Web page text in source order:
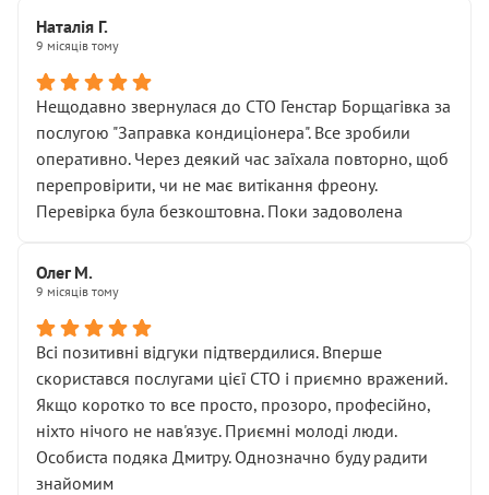
Наталія Г.
9 місяців тому
Нещодавно звернулася до СТО Генстар Борщагівка за
послугою "Заправка кондиціонера". Все зробили
оперативно. Через деякий час заїхала повторно, щоб
перепровірити, чи не має витікання фреону.
Перевірка була безкоштовна. Поки задоволена
Олег М.
9 місяців тому
Всі позитивні відгуки підтвердилися. Вперше
скористався послугами цієї СТО і приємно вражений.
Якщо коротко то все просто, прозоро, професійно,
ніхто нічого не нав'язує. Приємні молоді люди.
Особиста подяка Дмитру. Однозначно буду радити
знайомим